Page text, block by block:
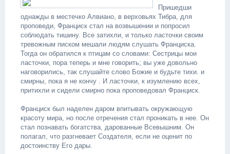
Пришедши
однажды в местечко Алвиано, в верховьях Тибра, для
проповеди, Франциск стал на возвышении и попросил
соблюдать тишину. Все затихли, и только ласточки своим
тревожным писком мешали людям слушать Франциска.
Тогда он обратился к птицам со словами: Сестрицы мои
ласточки, пора теперь и мне говорить; вы уже довольно
наговорились, так слушайте слово Божие и будьте тихи. и
смирны, пока я не кончу . И ласточки, к изумлению всех,
притихли и сидели смирно пока проповедовал Франциск.
Франциск был наделен даром впитывать окружающую
красоту мира, но после отречения стал проникать в нее. Он
стал познавать богатства, дарованные Всевышним. Он
полагал, что разгневает Создателя, если не оценит по
достоинству Его дары.